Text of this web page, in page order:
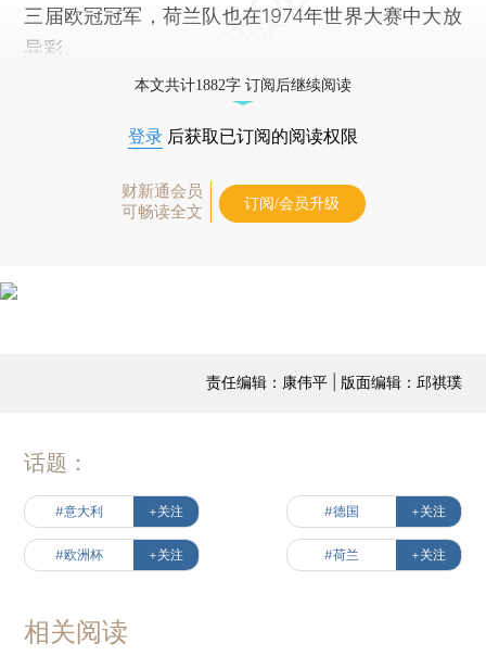
三届欧冠冠军，荷兰队也在1974年世界大赛中大放
异彩。
本文共计1882字 订阅后继续阅读
登录 后获取已订阅的阅读权限
财新通会员
可畅读全文
订阅/会员升级
责任编辑：康伟平 | 版面编辑：邱祺璞
话题：
#意大利 +关注 #德国 +关注
#欧洲杯 +关注 #荷兰 +关注
相关阅读